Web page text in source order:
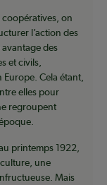
coopératives, on
l’action des
des
et civils,
Cela étant,
elles pour
regroupent
printemps 1922,
une
Mais